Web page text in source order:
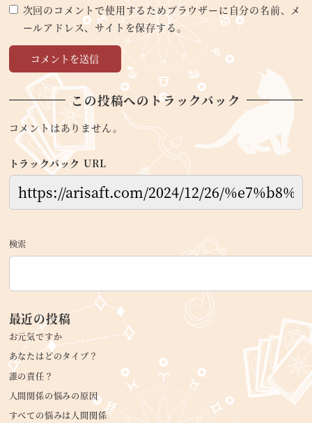
次回のコメントで使用するためブラウザーに自分の名前、メ
ールアドレス、サイトを保存する。
この投稿へのトラックバック
コメントはありません。
トラックバック URL
検索
最近の投稿
お元気ですか
あなたはどのタイプ？
誰の責任？
人間関係の悩みの原因
すべての悩みは人間関係